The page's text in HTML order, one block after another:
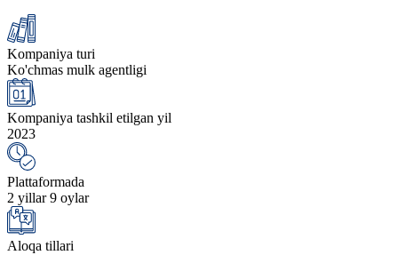
Kompaniya turi
Ko'chmas mulk agentligi
Kompaniya tashkil etilgan yil
2023
Plattaformada
2 yillar 9 oylar
Aloqa tillari